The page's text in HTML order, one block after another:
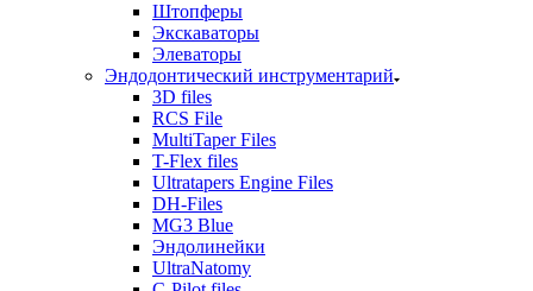
Штопферы
Экскаваторы
Элеваторы
Эндодонтический инструментарий
3D files
RCS File
MultiTaper Files
T-Flex files
Ultratapers Engine Files
DH-Files
MG3 Blue
Эндолинейки
UltraNatomy